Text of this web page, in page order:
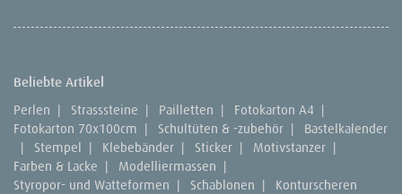
Beliebte Artikel
Perlen | Strasssteine | Pailletten | Fotokarton A4 |
Fotokarton 70x100cm | Schultüten & -zubehör |
Bastelkalender
|
Stempel | Klebebänder | Sticker | Motivstanzer |
Farben & Lacke | Modelliermassen |
Styropor- und Watteformen | Schablonen | Konturscheren